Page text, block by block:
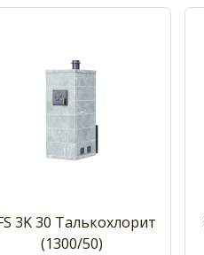
3K 30 Талькохлорит
(1300/50)